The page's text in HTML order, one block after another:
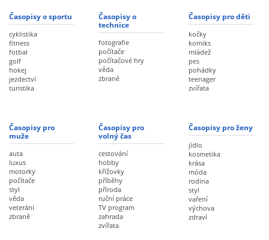
Časopisy o sportu
cyklistika
fitness
fotbal
golf
hokej
jezdectví
turistika
Časopisy o
technice
fotografie
počítače
počítačové hry
věda
zbraně
Časopisy pro děti
kočky
komiks
mládež
pes
pohádky
teenager
zvířata
Časopisy pro
muže
auta
luxus
motorky
počítače
styl
věda
veteráni
zbraně
Časopisy pro
volný čas
cestování
hobby
křížovky
příběhy
příroda
ruční práce
TV program
zahrada
zvířata
Časopisy pro ženy
jídlo
kosmetika
krása
móda
rodina
styl
vaření
výchova
zdraví